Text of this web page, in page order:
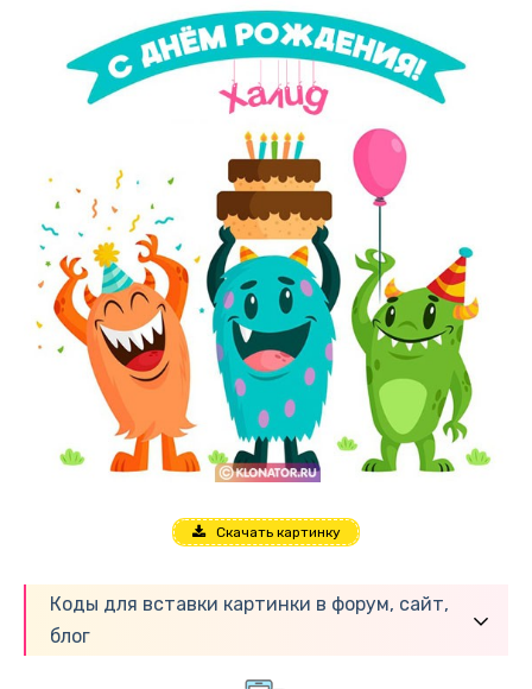
Скачать картинку
Коды для вставки картинки в форум, сайт,
блог